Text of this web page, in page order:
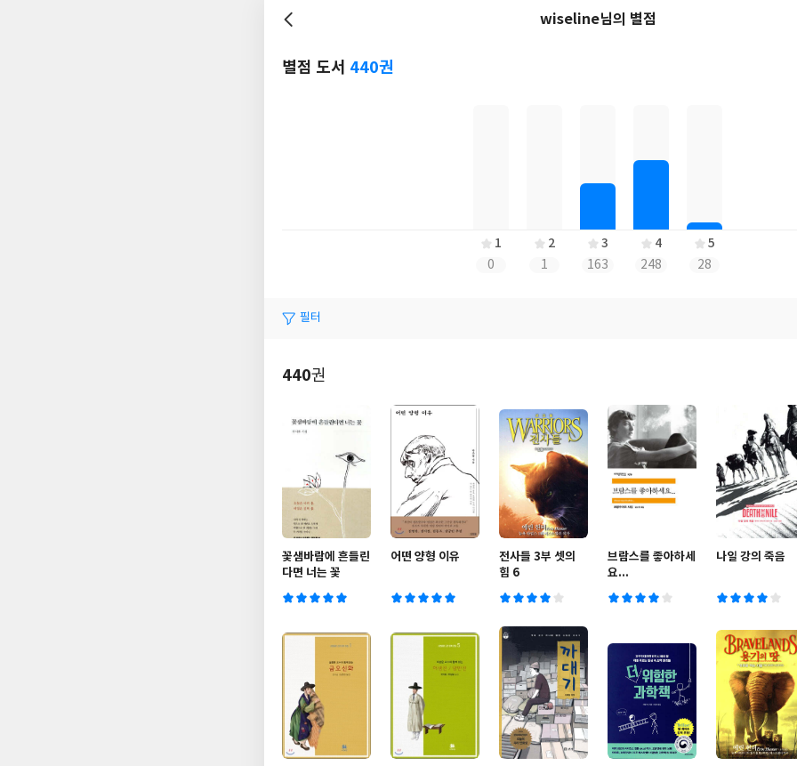
wiseline님의 별점
별점 도서 440권
1
0
2
1
3
163
4
248
5
28
필터
440권
꽃샘바람에 흔들린
다면 너는 꽃
어떤 양형 이유
전사들 3부 셋의
힘 6
브람스를 좋아하세
요...
나일 강의 죽음